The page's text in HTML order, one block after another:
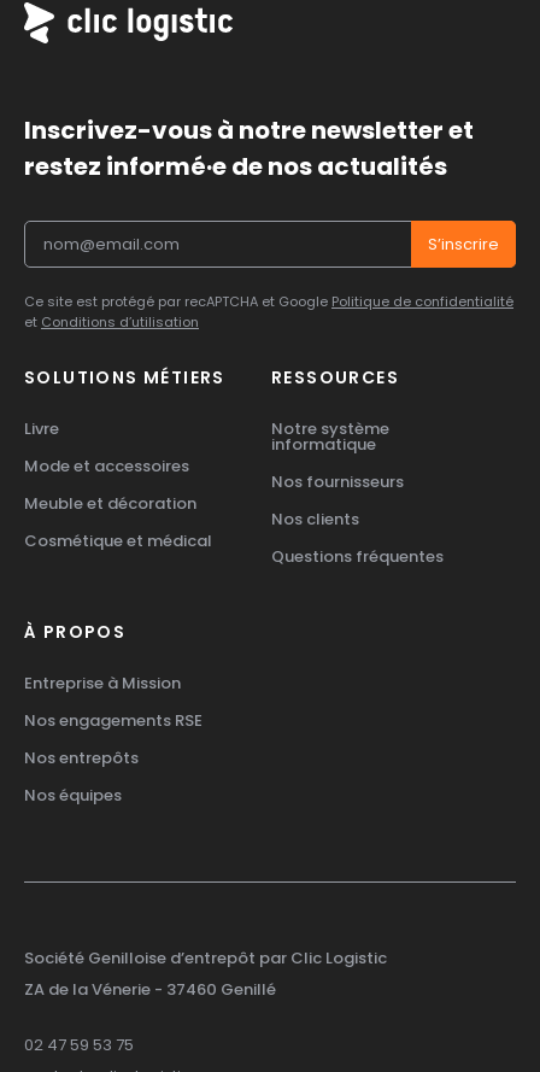
Inscrivez-vous à notre newsletter et
restez informé·e de nos actualités
Ce site est protégé par recAPTCHA et Google Politique de confidentialité
et Conditions d’utilisation
SOLUTIONS MÉTIERS
Livre
Mode et accessoires
Meuble et décoration
Cosmétique et médical
RESSOURCES
Notre système
informatique
Nos fournisseurs
Nos clients
Questions fréquentes
À PROPOS
Entreprise à Mission
Nos engagements RSE
Nos entrepôts
Nos équipes
Société Genilloise d’entrepôt par Clic Logistic
ZA de la Vénerie - 37460 Genillé
02 47 59 53 75